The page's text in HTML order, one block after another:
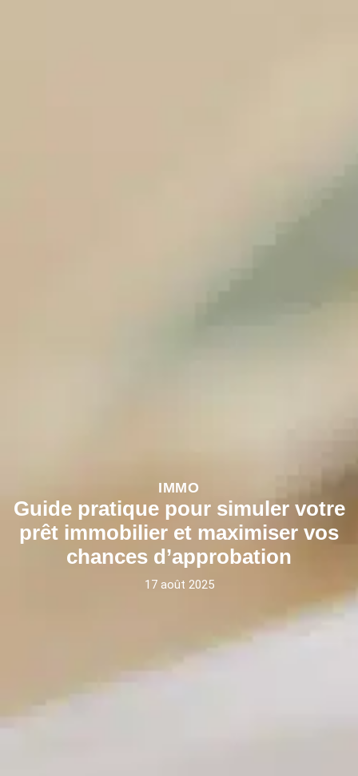
IMMO
Guide pratique pour simuler votre
prêt immobilier et maximiser vos
chances d’approbation
17 août 2025